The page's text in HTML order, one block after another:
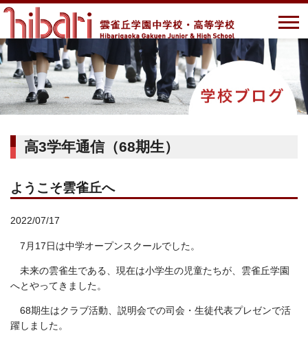
高3学年通信（68期生）
ようこそ雲雀丘へ
2022/07/17
7月17日は中学オープンスクールでした。
未来の雲雀生である、現在は小学生の児童たちが、雲雀丘学園
へとやってきました。
68期生はクラブ活動、説明会での司会・生徒代表プレゼンで活
躍しました。